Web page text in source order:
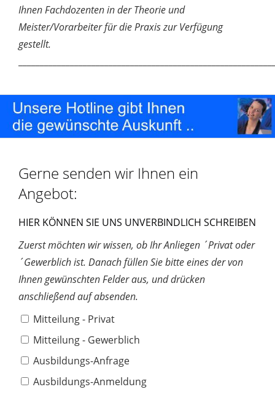
Ihnen Fachdozenten in der Theorie und
Meister/Vorarbeiter für die Praxis zur Verfügung
gestellt.
Gerne senden wir Ihnen ein
Angebot:
HIER KÖNNEN SIE UNS UNVERBINDLICH SCHREIBEN
Zuerst möchten wir wissen, ob Ihr Anliegen ´Privat oder
´Gewerblich ist. Danach füllen Sie bitte eines der von
Ihnen gewünschten Felder aus, und drücken
anschließend auf absenden.
Mitteilung - Privat
Mitteilung - Gewerblich
Ausbildungs-Anfrage
Ausbildungs-Anmeldung